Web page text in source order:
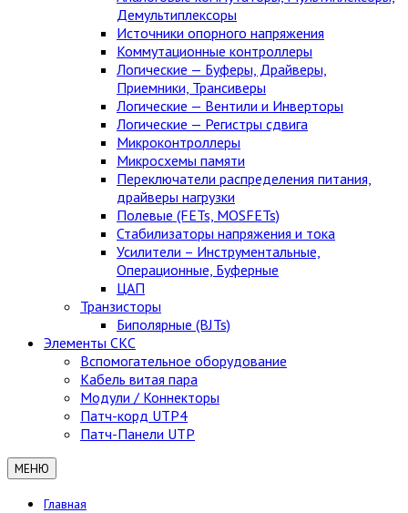
Демультиплексоры
Источники опорного напряжения
Коммутационные контроллеры
Логические — Буферы, Драйверы,
Приемники, Трансиверы
Логические — Вентили и Инверторы
Логические — Регистры сдвига
Микроконтроллеры
Микросхемы памяти
Переключатели распределения питания,
драйверы нагрузки
Полевые (FETs, MOSFETs)
Стабилизаторы напряжения и тока
Усилители – Инструментальные,
Операционные, Буферные
ЦАП
Транзисторы
Биполярные (BJTs)
Элементы СКС
Вспомогательное оборудование
Кабель витая пара
Модули / Коннекторы
Патч-корд UTP4
Патч-Панели UTP
МЕНЮ
Главная